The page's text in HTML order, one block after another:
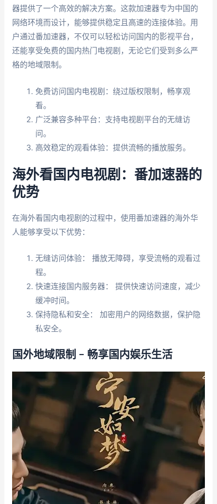
器提供了一个高效的解决方案。这款加速器专为中国的
网络环境而设计，能够提供稳定且高速的连接体验。用
户通过番加速器，不仅可以轻松访问国内的影视平台，
还能享受免费的国内热门电视剧，无论它们受到多么严
格的地域限制。
免费访问国内电视剧：绕过版权限制，畅享观
看。
广泛兼容多种平台：支持电视剧平台的无缝访
问。
高效稳定的观看体验：提供流畅的播放服务。
海外看国内电视剧：番加速器的
优势
在海外看国内电视剧的过程中，使用番加速器的海外华
人能够享受以下优势：
无缝访问体验： 播放无障碍，享受流畅的观看过
程。
快速连接国内服务器： 提供快速访问速度，减少
缓冲时间。
保持隐私和安全： 加密用户的网络数据，保护隐
私安全。
国外地域限制 – 畅享国内娱乐生活